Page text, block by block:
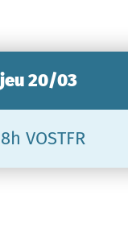
jeu 20/03
VOSTFR